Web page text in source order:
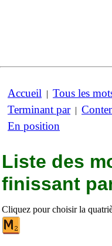
Accueil | Tous les
Terminant par|
En position
Liste des
finissant
Cliquez pour choisir la